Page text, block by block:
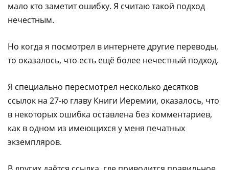
мало кто заметит ошибку. Я считаю такой подход
нечестным.
Но когда я посмотрел в интернете другие переводы,
то оказалось, что есть ещё более нечестный подход.
Я специально пересмотрел несколько десятков
ссылок на 27-ю главу Книги Иеремии, оказалось, что
в некоторых ошибка оставлена без комментариев,
как в одном из имеющихся у меня печатных
экземпляров.